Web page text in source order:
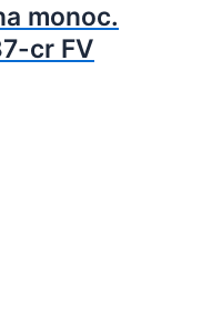
monoc.
cr FV